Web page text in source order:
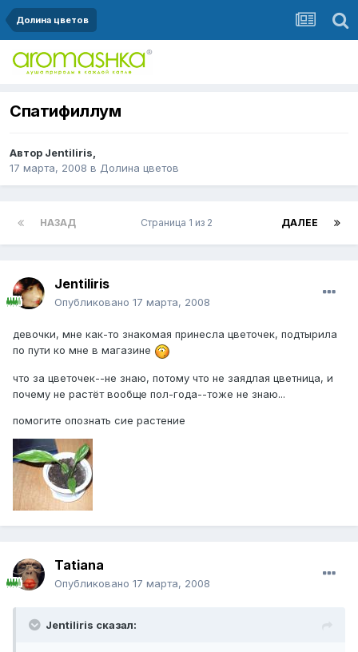
Долина цветов
Спатифиллум
Автор Jentiliris,
17 марта, 2008 в Долина цветов
НАЗАД ДАЛЕЕ
Страница 1 из 2
Jentiliris
Опубликовано 17 марта, 2008
девочки, мне как-то знакомая принесла цветочек, подтырила
по пути ко мне в магазине
что за цветочек--не знаю, потому что не заядлая цветница, и
почему не растёт вообще пол-года--тоже не знаю...
помогите опознать сие растение
Tatiana
Опубликовано 17 марта, 2008
Jentiliris сказал: